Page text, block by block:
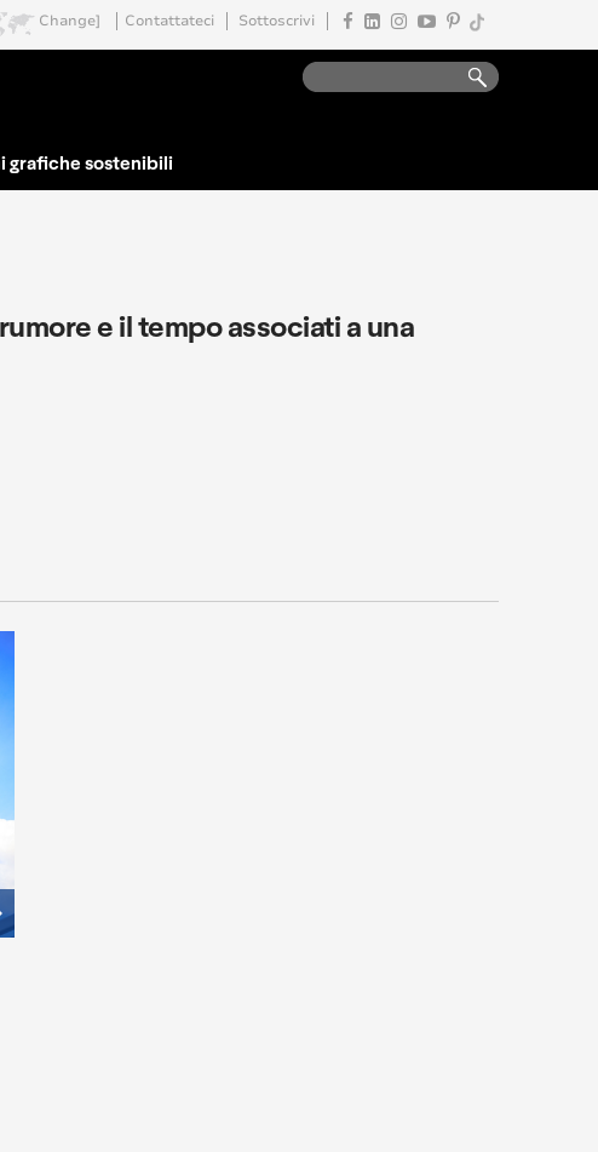
Change] Contattateci Sottoscrivi
grafiche sostenibili
e il tempo associati a una